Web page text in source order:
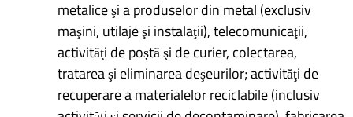
metalice şi a produselor din metal (exclusiv
maşini, utilaje şi instalaţii), telecomunicaţii,
activităţi de poștă şi de curier, colectarea,
tratarea şi eliminarea deşeurilor; activităţi de
recuperare a materialelor reciclabile (inclusiv